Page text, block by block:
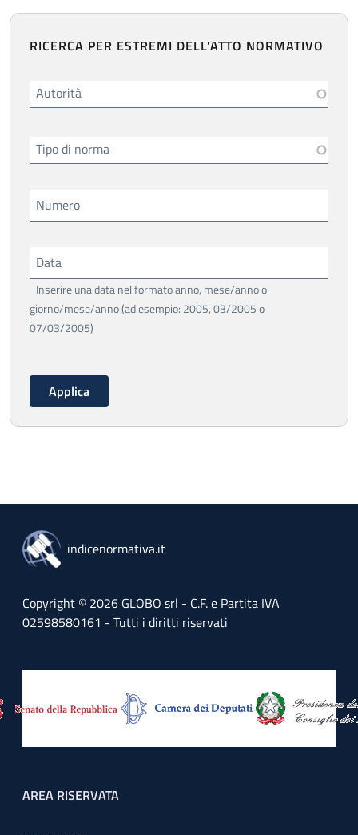
RICERCA PER ESTREMI DELL'ATTO NORMATIVO
Autorità
Tipo di norma
Numero
Data
Inserire una data nel formato anno, mese/anno o
giorno/mese/anno (ad esempio: 2005, 03/2005 o
07/03/2005)
indicenormativa.it
Copyright © 2026 GLOBO srl - C.F. e Partita IVA
02598580161 - Tutti i diritti riservati
Footer menu
AREA RISERVATA